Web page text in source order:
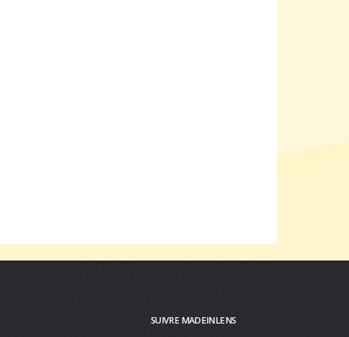
SUIVRE MADEINLENS